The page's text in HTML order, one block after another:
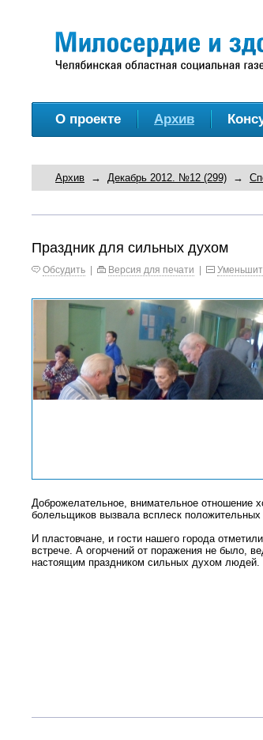
О проекте Архив
Архив → Декабрь 2012. №12 (299) →
Праздник для сильных духом
Обсудить Версия для печати
Доброжелательное, внимательное отношение
болельщиков вызвала всплеск
И пластовчане, и гости нашего города
встрече. А огорчений от поражения не было,
настоящим праздником сильных духом людей.